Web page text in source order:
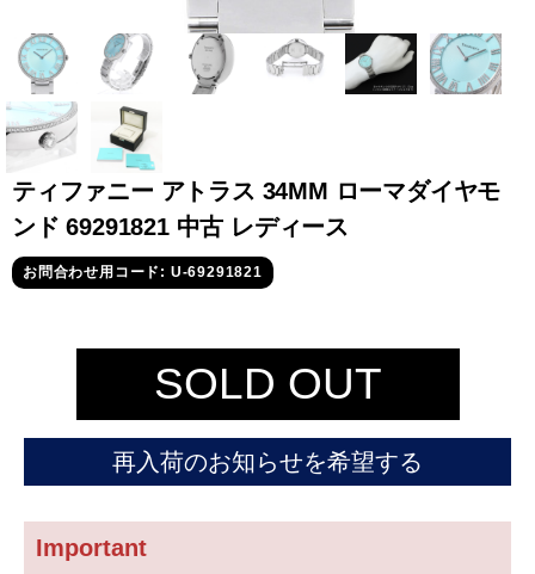
グランド
セイコー
コンスタンタン
ティファニー アトラス 34MM ローマダイヤモ
ンド 69291821 中古 レディース
お問合わせ用コード: U-69291821
SOLD OUT
再入荷のお知らせを希望する
Important